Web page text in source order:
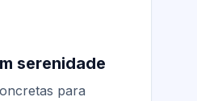
serenidade
para